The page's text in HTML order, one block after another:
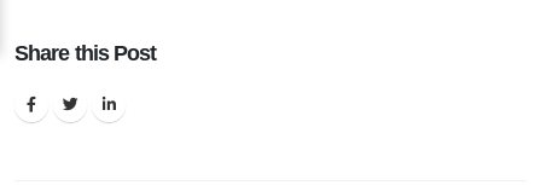
Share this Post